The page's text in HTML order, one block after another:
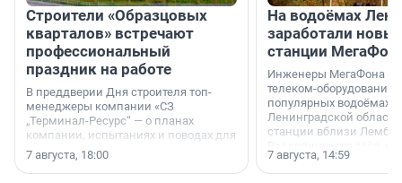
Строители «Образцовых
кварталов» встречают
профессиональный
праздник на работе
В преддверии Дня строителя топ-
менеджеры компании «СЗ
„Терминал-Ресурс“ — о планах
компании, испытаниях и поводах для
осторожного оптимизма.
7 августа, 18:00
На водоёмах
заработали
станции
Инженеры МегаФона
телеком-оборудование
популярных водоёмах
Ленинградской
станции вблизи
недалеко от Большого
водопада.
7 августа, 14:59